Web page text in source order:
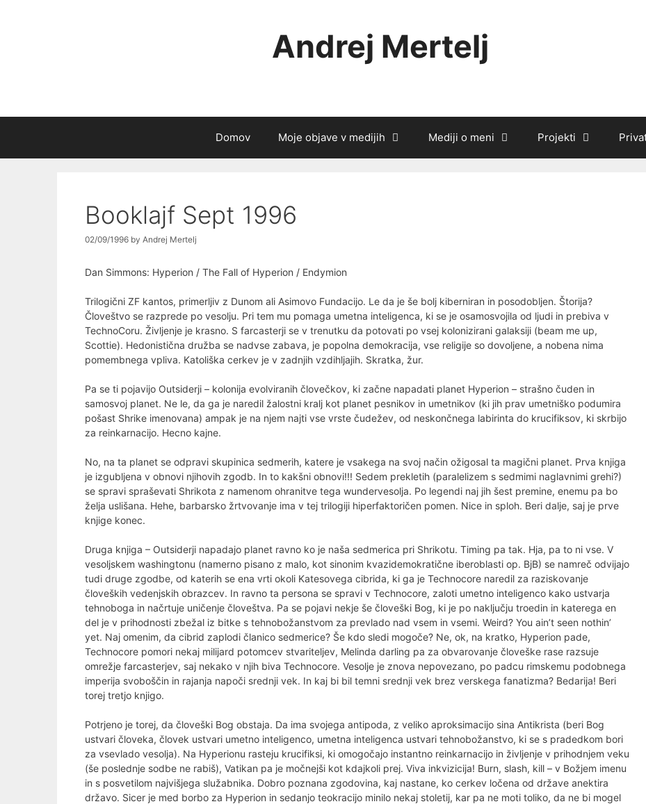
Andrej Mertelj
Domov Moje objave v medijih Mediji o meni Projekti
Booklajf Sept 1996
02/09/1996 by Andrej Mertelj
Dan Simmons: Hyperion / The Fall of Hyperion / Endymion
Trilogični ZF kantos, primerljiv z Dunom ali Asimovo Fundacijo. Le da je še bolj kiberniran in posodobljen. Štorija?
Človeštvo se razprede po vesolju. Pri tem mu pomaga umetna inteligenca, ki se je osamosvojila od ljudi in prebiva v
TechnoCoru. Življenje je krasno. S farcasterji se v trenutku da potovati po vsej kolonizirani galaksiji (beam me up,
Scottie). Hedonistična družba se nadvse zabava, je popolna demokracija, vse religije so dovoljene, a nobena nima
pomembnega vpliva. Katoliška cerkev je v zadnjih vzdihljajih. Skratka, žur.
Pa se ti pojavijo Outsiderji – kolonija evolviranih človečkov, ki začne napadati planet Hyperion – strašno čuden in
samosvoj planet. Ne le, da ga je naredil žalostni kralj kot planet pesnikov in umetnikov (ki jih prav umetniško podumira
pošast Shrike imenovana) ampak je na njem najti vse vrste čudežev, od neskončnega labirinta do krucifiksov, ki skrbijo
za reinkarnacijo. Hecno kajne.
No, na ta planet se odpravi skupinica sedmerih, katere je vsakega na svoj način ožigosal ta magični planet. Prva knjiga
je izgubljena v obnovi njihovih zgodb. In to kakšni obnovi!!! Sedem prekletih (paralelizem s sedmimi naglavnimi grehi?)
se spravi spraševati Shrikota z namenom ohranitve tega wundervesolja. Po legendi naj jih šest premine, enemu pa bo
želja uslišana. Hehe, barbarsko žrtvovanje ima v tej trilogiji hiperfaktoričen pomen. Nice in sploh. Beri dalje, saj je prve
knjige konec.
Druga knjiga – Outsiderji napadajo planet ravno ko je naša sedmerica pri Shrikotu. Timing pa tak. Hja, pa to ni vse. V
vesoljskem washingtonu (namerno pisano z malo, kot sinonim kvazidemokratične iberoblasti op. BjB) se namreč odvijajo
tudi druge zgodbe, od katerih se ena vrti okoli Katesovega cibrida, ki ga je Technocore naredil za raziskovanje
človeških vedenjskih obrazcev. In ravno ta persona se spravi v Technocore, zaloti umetno inteligenco kako ustvarja
tehnoboga in načrtuje uničenje človeštva. Pa se pojavi nekje še človeški Bog, ki je po naključju troedin in katerega en
del je v prihodnosti zbežal iz bitke s tehnobožanstvom za prevlado nad vsem in vsemi. Weird? You ain’t seen nothin’
yet. Naj omenim, da cibrid zaplodi članico sedmerice? Še kdo sledi mogoče? Ne, ok, na kratko, Hyperion pade,
Technocore pomori nekaj milijard potomcev stvariteljev, Melinda darling pa za obvarovanje človeške rase razsuje
omrežje farcasterjev, saj nekako v njih biva Technocore. Vesolje je znova nepovezano, po padcu rimskemu podobnega
imperija svoboščin in rajanja napoči srednji vek. In kaj bi bil temni srednji vek brez verskega fanatizma? Bedarija! Beri
torej tretjo knjigo.
Potrjeno je torej, da človeški Bog obstaja. Da ima svojega antipoda, z veliko aproksimacijo sina Antikrista (beri Bog
ustvari človeka, človek ustvari umetno inteligenco, umetna inteligenca ustvari tehnobožanstvo, ki se s pradedkom bori
za vsevlado vesolja). Na Hyperionu rasteju krucifiksi, ki omogočajo instantno reinkarnacijo in življenje v prihodnjem veku
(še poslednje sodbe ne rabiš), Vatikan pa je močnejši kot kdajkoli prej. Viva inkvizicija! Burn, slash, kill – v Božjem imenu
in s posvetilom najvišjega služabnika. Dobro poznana zgodovina, kaj nastane, ko cerkev ločena od države anektira
državo. Sicer je med borbo za Hyperion in sedanjo teokracijo minilo nekaj stoletij, kar pa ne moti toliko, da ne bi mogel